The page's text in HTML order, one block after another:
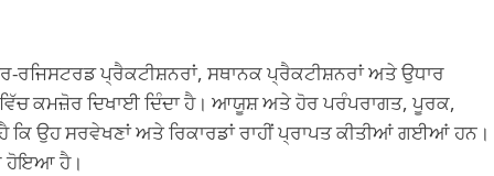
ਰਜਿਸਟਰਡ ਪ੍ਰੈਕਟੀਸ਼ਨਰਾਂ, ਸਥਾਨਕ ਪ੍ਰੈਕਟੀਸ਼ਨਰਾਂ ਅਤੇ ਉਧਾਰ
ਕਮਜ਼ੋਰ ਦਿਖਾਈ ਦਿੰਦਾ ਹੈ। ਆਯੂਸ਼ ਅਤੇ ਹੋਰ ਪਰੰਪਰਾਗਤ, ਪੂਰਕ,
ਉਹ ਸਰਵੇਖਣਾਂ ਅਤੇ ਰਿਕਾਰਡਾਂ ਰਾਹੀਂ ਪ੍ਰਾਪਤ ਕੀਤੀਆਂ ਗਈਆਂ ਹਨ।
ਹੋਇਆ ਹੈ।